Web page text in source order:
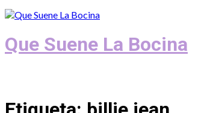
Que Suene La Bocina